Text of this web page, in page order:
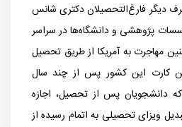
از طرف دیگر فارغ‌التحصیلان دکتری شانس
پژوهشی و دانشگاه‌ها در سراسر
مهاجرت به آمریکا از طریق تحصیل
کارت این کشور پس از چند سال
دانشجویان پس از تحصیل، اجازه
ویزای تحصیلی به اتمام رسیده از